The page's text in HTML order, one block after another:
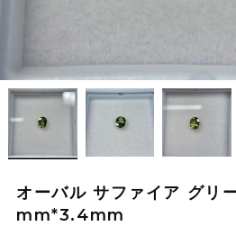
オーバル サファイア グリ
mm*3.4mm